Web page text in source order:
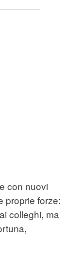
con nuovi
proprie forze:
colleghi, ma